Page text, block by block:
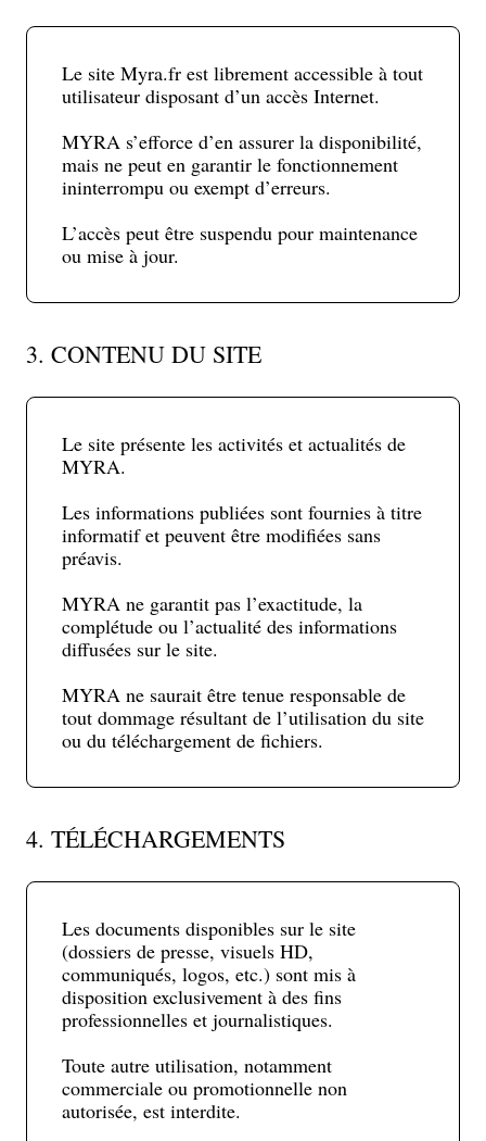
Le site Myra.fr est librement accessible à tout
utilisateur disposant d’un accès Internet.
MYRA s’efforce d’en assurer la disponibilité,
mais ne peut en garantir le fonctionnement
ininterrompu ou exempt d’erreurs.
L’accès peut être suspendu pour maintenance
ou mise à jour.
3. CONTENU DU SITE
Le site présente les activités et actualités de
MYRA.
Les informations publiées sont fournies à titre
informatif et peuvent être modifiées sans
préavis.
MYRA ne garantit pas l’exactitude, la
complétude ou l’actualité des informations
diffusées sur le site.
MYRA ne saurait être tenue responsable de
tout dommage résultant de l’utilisation du site
ou du téléchargement de fichiers.
4. TÉLÉCHARGEMENTS
Les documents disponibles sur le site
(dossiers de presse, visuels HD,
communiqués, logos, etc.) sont mis à
disposition exclusivement à des fins
professionnelles et journalistiques.
Toute autre utilisation, notamment
commerciale ou promotionnelle non
autorisée, est interdite.